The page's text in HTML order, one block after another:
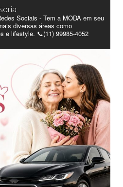
Sociais - Tem a MODA em seu
diversas áreas como
e lifestyle. 📞(11) 99985-4052